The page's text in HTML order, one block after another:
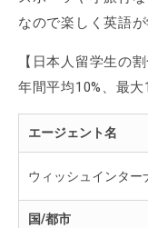
なので楽しく英語
【日本人留学生の
年間平均10%、最
エージェント名
ウィッシュインター
国/都市